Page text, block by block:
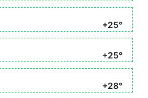
+25°
+25°
+28°